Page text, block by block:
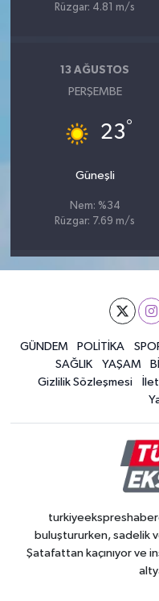
Rüzgar: 4.81 m/s
13 AĞUSTOS
PERŞEMBE
23°
Güneşli
Nem: %34
Rüzgar: 7.69 m/s
GÜNDEM POLİTİKA
SAĞLIK
YAŞAM
Gizlilik Sözleşmesi
buluştururken, sadelik
Şatafattan kaçınıyor ve